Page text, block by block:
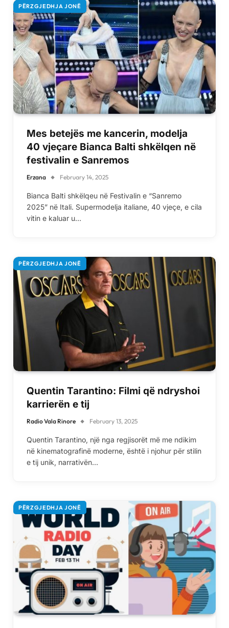
PËRZGJEDHJA JONË
Mes betejës me kancerin, modelja
40 vjeçare Bianca Balti shkëlqen në
festivalin e Sanremos
Erzana February 14, 2025
Bianca Balti shkëlqeu në Festivalin e “Sanremo
2025” në Itali. Supermodelja italiane, 40 vjeçe, e cila
vitin e kaluar u…
PËRZGJEDHJA JONË
Quentin Tarantino: Filmi që ndryshoi
karrierën e tij
Radio Vala Rinore February 13, 2025
Quentin Tarantino, një nga regjisorët më me ndikim
në kinematografinë moderne, është i njohur për stilin
e tij unik, narrativën…
PËRZGJEDHJA JONË